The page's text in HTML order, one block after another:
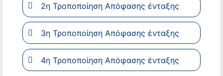
2η Τροποποίηση Απόφασης ένταξης
3η Τροποποίηση Απόφασης ένταξης
4η Τροποποίηση Απόφασης ένταξης